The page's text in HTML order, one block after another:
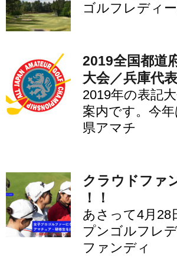
ゴルフレディ
2019全国都道
大会／兵庫代
2019年の表記
案内です。今
県アマチ
クラウドファ
！！
あさって4月28
プンゴルフレ
ファンディ